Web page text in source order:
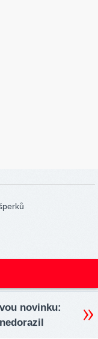
novinku: